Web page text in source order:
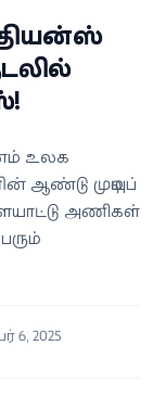
உலக
முடிவுப்
அணிகள்
6, 2025